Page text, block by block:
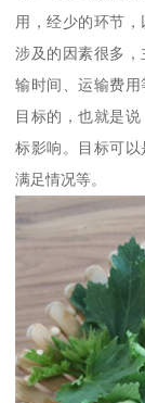
用，经少的环节
涉及的因素很多
输时间、运输费
目标的，也就是
标影响。目标可
满足情况等。